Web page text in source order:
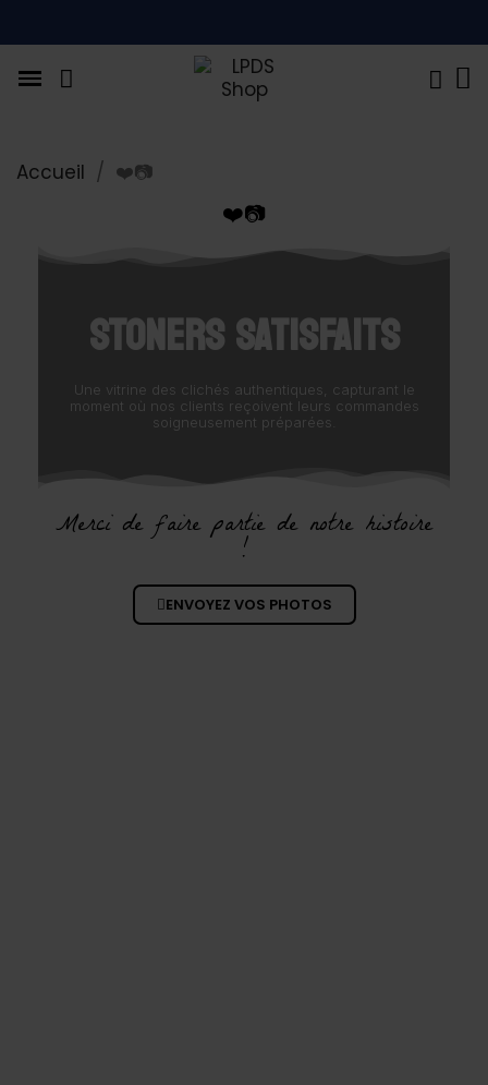
Accueil ❤️📷
❤️📷
STONERS SATISFAITS
Une vitrine des clichés authentiques, capturant le
moment où nos clients reçoivent leurs commandes
soigneusement préparées.
Merci de faire partie de notre histoire
!
ENVOYEZ VOS PHOTOS